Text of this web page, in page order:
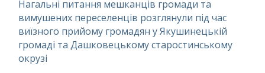
Нагальні питання мешканців громади та
вимушених переселенців розглянули під час
виїзного прийому громадян у Якушинецькій
громаді та Дашковецькому старостинському
окрузі